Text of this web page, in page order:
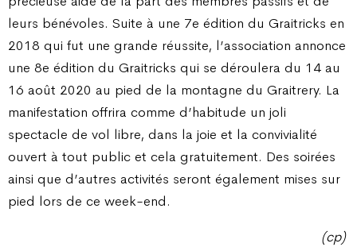
leurs bénévoles. Suite à une 7e édition du Graitricks en
2018 qui fut une grande réussite, l’association annonce
une 8e édition du Graitricks qui se déroulera du 14 au
16 août 2020 au pied de la montagne du Graitrery. La
manifestation offrira comme d’habitude un joli
spectacle de vol libre, dans la joie et la convivialité
ouvert à tout public et cela gratuitement. Des soirées
ainsi que d’autres activités seront également mises sur
pied lors de ce week-end.
(cp)